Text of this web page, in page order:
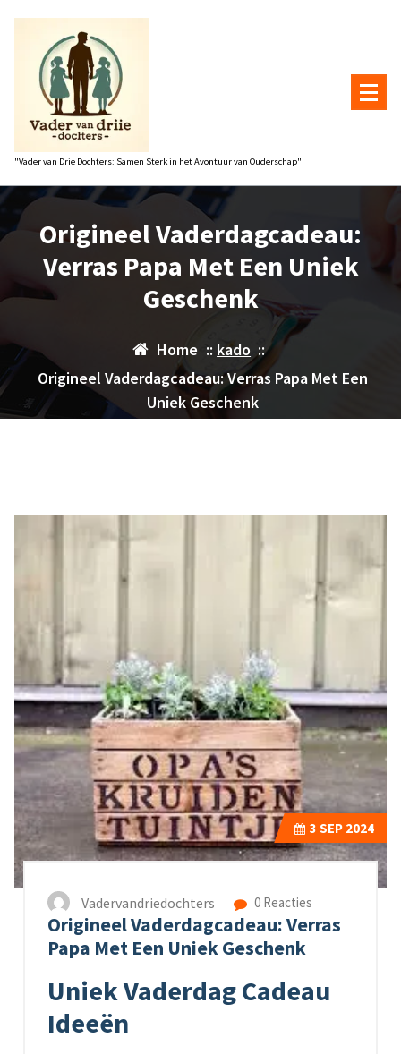
"Vader van Drie Dochters: Samen Sterk in het Avontuur van Ouderschap"
Origineel Vaderdagcadeau:
Verras Papa Met Een Uniek
Geschenk
Home :: kado ::
Origineel Vaderdagcadeau: Verras Papa Met Een
Uniek Geschenk
3 SEP 2024
Vadervandriedochters 0 Reacties
Origineel Vaderdagcadeau: Verras
Papa Met Een Uniek Geschenk
Uniek Vaderdag Cadeau
Ideeën